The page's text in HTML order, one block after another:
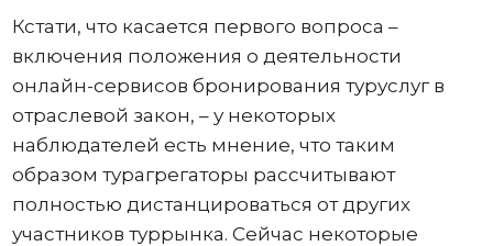
Кстати, что касается первого вопроса –
включения положения о деятельности
онлайн-сервисов бронирования туруслуг в
отраслевой закон, – у некоторых
наблюдателей есть мнение, что таким
образом турагрегаторы рассчитывают
полностью дистанцироваться от других
участников туррынка. Сейчас некоторые